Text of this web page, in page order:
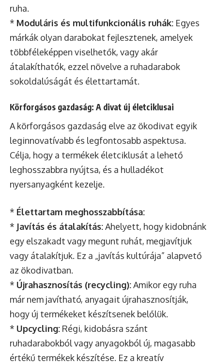
ruha.
* Moduláris és multifunkcionális ruhák: Egyes
márkák olyan darabokat fejlesztenek, amelyek
többféleképpen viselhetők, vagy akár
átalakíthatók, ezzel növelve a ruhadarabok
sokoldalúságát és élettartamát.
Körforgásos gazdaság: A divat új életciklusai
A körforgásos gazdaság elve az ökodivat egyik
leginnovatívabb és legfontosabb aspektusa.
Célja, hogy a termékek életciklusát a lehető
leghosszabbra nyújtsa, és a hulladékot
nyersanyagként kezelje.
* Élettartam meghosszabbítása:
* Javítás és átalakítás:Ahelyett, hogy kidobnánk
egy elszakadt vagy megunt ruhát, megjavítjuk
vagy átalakítjuk. Ez a „javítás kultúrája” alapvető
az ökodivatban.
* Újrahasznosítás (recycling):Amikor egy ruha
már nem javítható, anyagait újrahasznosítják,
hogy új termékeket készítsenek belőlük.
* Upcycling: Régi, kidobásra szánt
ruhadarabokból vagy anyagokból új, magasabb
értékű termékek készítése. Ez a kreatív